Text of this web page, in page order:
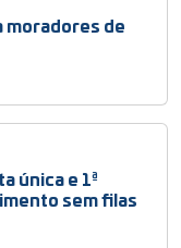
moradores de
única e 1ª
sem filas